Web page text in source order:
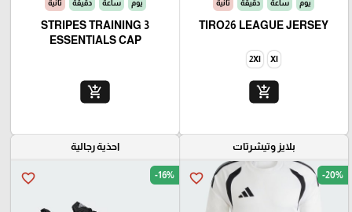
يوم
ساعة
دقيقة
ثانية
TIRO26 LEAGUE JERSEY
Xl
2Xl
add_shopping_cart
يوم
ساعة
دقيقة
ثانية
3 STRIPES TRAINING
ESSENTIALS CAP
add_shopping_cart
بلايز وتيشرتات
favorite_border -20%
احذية رجالية
favorite_border -16%